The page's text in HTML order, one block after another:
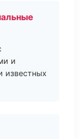
и
известных